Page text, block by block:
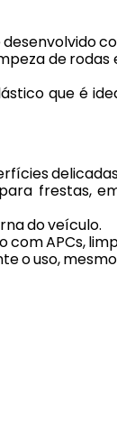
de
que é
frestas,
do veículo.
com APCs,
o uso,